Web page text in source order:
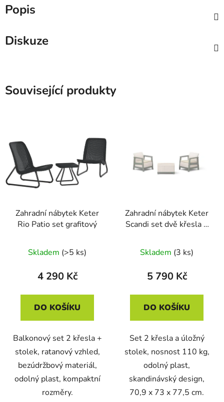
Popis
Diskuze
Související produkty
Zahradní nábytek Keter
Rio Patio set grafitový
Skladem (>5 ks)
4 290 Kč
DO KOŠÍKU
Balkonový set 2 křesla +
stolek, ratanový vzhled,
bezúdržbový materiál,
odolný plast, kompaktní
rozměry.
Zahradní nábytek Keter
Scandi set dvě křesla +
Skladem (3 ks)
5 790 Kč
DO KOŠÍKU
Set 2 křesla a úložný
stolek, nosnost 110 kg,
odolný plast,
skandinávský design,
70,9 x 73 x 77,5 cm.